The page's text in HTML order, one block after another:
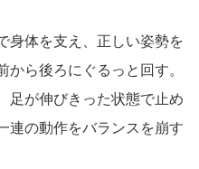
身体を支え、正しい姿勢を
ら後ろにぐるっと回す。
足が伸びきった状態で止め
連の動作をバランスを崩す